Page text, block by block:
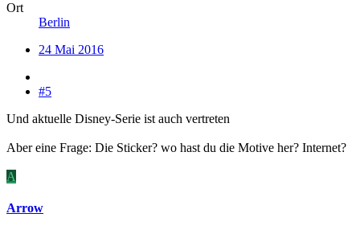
Ort
Berlin
24 Mai 2016
#5
Und aktuelle Disney-Serie ist auch vertreten
Aber eine Frage: Die Sticker? wo hast du die Motive her? Internet?
A
Arrow